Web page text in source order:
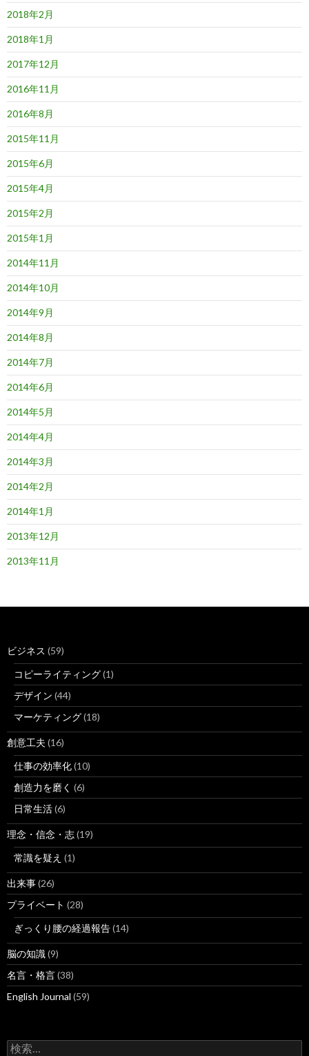
2018年2月
2018年1月
2017年12月
2016年11月
2016年8月
2015年11月
2015年6月
2015年4月
2015年2月
2015年1月
2014年11月
2014年10月
2014年9月
2014年8月
2014年7月
2014年6月
2014年5月
2014年4月
2014年3月
2014年2月
2014年1月
2013年12月
2013年11月
ビジネス (59)
コピーライティング(1)
デザイン (44)
マーケティング(18)
創意工夫 (16)
仕事の効率化(10)
創造力を磨く (6)
日常生活(6)
理念・信念・志(19)
常識を疑え (1)
出来事(26)
プライベート (28)
ぎっくり腰の経過報告(14)
脳の知識(9)
名言・格言(38)
English Journal (59)
検